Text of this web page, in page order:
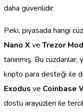
daha güvenlidir.
Peki, piyasada hangi
Nano X ve Trezor
tanınmış. Bu
kripto para desteği ile
Exodus ve Coinbase
dostu arayüzleri ile